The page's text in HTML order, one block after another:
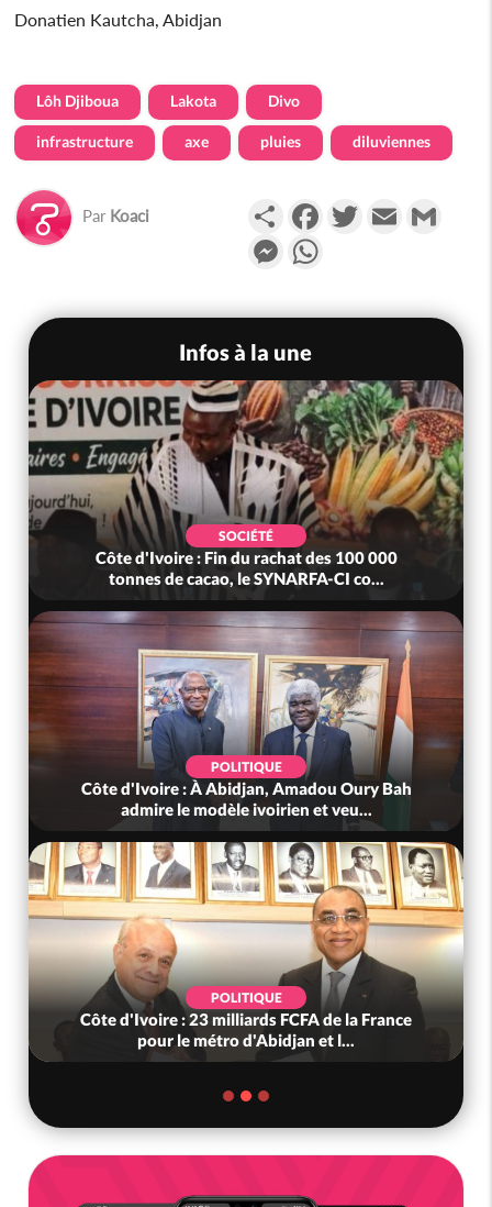
Donatien Kautcha, Abidjan
Lôh Djiboua Lakota Divo
infrastructure axe pluies diluviennes
Par Koaci PartagerFacebookTwitterEmail
Messenger
Infos à la une
SOCIÉTÉ
Côte d'Ivoire : Fin du rachat des 100 000
tonnes de cacao, le SYNARFA-CI co...
POLITIQUE
Côte d'Ivoire : À Abidjan, Amadou Oury Bah
admire le modèle ivoirien et veu...
POLITIQUE
Côte d'Ivoire : 23 milliards FCFA de la France
pour le métro d'Abidjan et l...